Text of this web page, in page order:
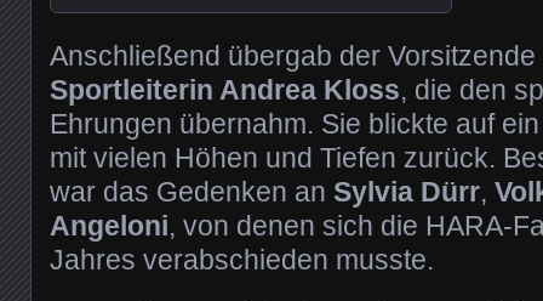
Anschließend übergab der
Sportleiterin Andrea Kloss, die den
Ehrungen übernahm. Sie blickte auf
mit vielen Höhen und Tiefen zurück.
war das Gedenken an Sylvia Dürr,
Angeloni, von denen sich die HARA-
Jahres verabschieden musste.